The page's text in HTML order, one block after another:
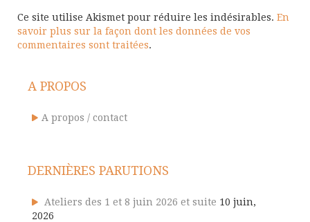
Ce site utilise Akismet pour réduire les indésirables. En
savoir plus sur la façon dont les données de vos
commentaires sont traitées.
A PROPOS
A propos / contact
DERNIÈRES PARUTIONS
Ateliers des 1 et 8 juin 2026 et suite 10 juin,
2026